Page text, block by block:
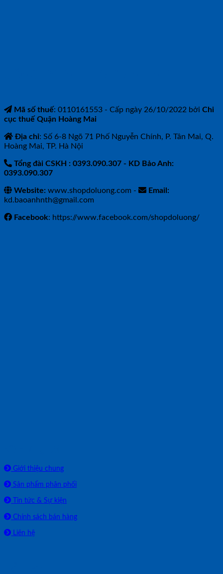
Mã số thuế: 0110161553 - Cấp ngày 26/10/2022 bởi Chi
cục thuế Quận Hoàng Mai
Địa chỉ: Số 6-8 Ngõ 71 Phố Nguyễn Chính, P. Tân Mai, Q.
Hoàng Mai, TP. Hà Nội
Tổng đài CSKH : 0393.090.307 - KD Bảo Anh:
0393.090.307
Website: www.shopdoluong.com -
Email:
kd.baoanhnth@gmail.com
Facebook: https://www.facebook.com/shopdoluong/
Giới thiệu chung
Sản phẩm phân phối
Tin tức & Sự kiện
Chính sách bán hàng
Liên hệ